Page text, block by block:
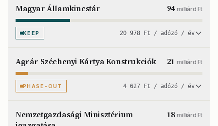
Magyar Államkincstár 94milliárd Ft
KEEP 20 978 Ft / adózó / év
Agrár Széchenyi Kártya Konstrukciók 21milliárd Ft
PHASE-OUT 4 627 Ft / adózó / év
Nemzetgazdasági Minisztérium
18milliárd Ft